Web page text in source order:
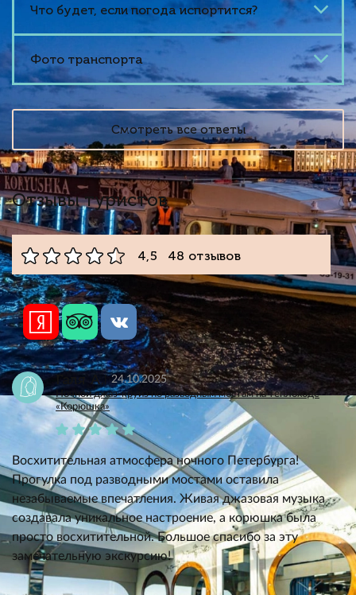
Что будет, если погода испортится?
Фото транспорта
Смотреть все ответы
Отзывы туристов
4,5 48 отзывов
Галя А. 24.10.2025
Ночной джаз-круиз по разводным мостам на теплоходе
«Корюшка»
Восхитительная атмосфера ночного Петербурга!
Прогулка под разводными мостами оставила
незабываемые впечатления. Живая джазовая музыка
создавала уникальное настроение, а корюшка была
просто восхитительной. Большое спасибо за эту
замечательную экскурсию!